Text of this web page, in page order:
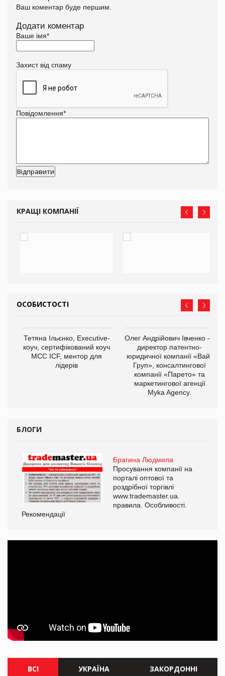
Ваш коментар буде першим.
Додати коментар
Ваше імя*
Захист від спаму
Повідомлення*
КРАЩІ КОМПАНІЇ
ОСОБИСТОСТІ
Тетяна Ільєнко, Executive-
коуч, сертифікований коуч
МСС ICF, ментор для
лідерів
Олег Андрійович Івченко —
директор патентно-
юридичної компанії «Вайз
Груп», консалтингової
компанії «Парето» та
маркетингової агенції
Myka Agency.
БЛОГИ
Брагина Людмила
Просування компанії на
порталі оптової та
роздрібної торгівлі
www.trademaster.ua.
правила. Особливості.
Рекомендації
ВСІ УКРАЇНА ЗАКОРДОННІ